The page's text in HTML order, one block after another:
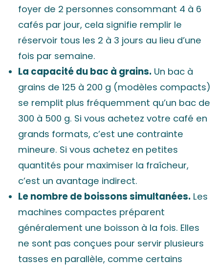
foyer de 2 personnes consommant 4 à 6
cafés par jour, cela signifie remplir le
réservoir tous les 2 à 3 jours au lieu d’une
fois par semaine.
La capacité du bac à grains. Un bac à
grains de 125 à 200 g (modèles compacts)
se remplit plus fréquemment qu’un bac de
300 à 500 g. Si vous achetez votre café en
grands formats, c’est une contrainte
mineure. Si vous achetez en petites
quantités pour maximiser la fraîcheur,
c’est un avantage indirect.
Le nombre de boissons simultanées. Les
machines compactes préparent
généralement une boisson à la fois. Elles
ne sont pas conçues pour servir plusieurs
tasses en parallèle, comme certains